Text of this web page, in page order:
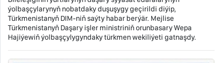
ýolbaşçylarynyň nobatdaky duşuşygy geçirildi diýip,
Türkmenistanyň DIM-niň saýty habar berýär. Mejlise
Türkmenistanyň Daşary işler ministriniň orunbasary Wepa
Hajiýewiň ýolbaşçylygyndaky türkmen wekiliýeti gatnaşdy.